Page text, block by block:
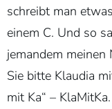
schreibt man
einem C. Und so
jemandem meinen
Sie bitte Klaudia
mit Ka“ – KlaMitKa.